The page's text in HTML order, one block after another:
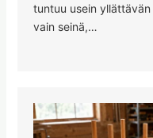
tuntuu usein
vain seinä,…